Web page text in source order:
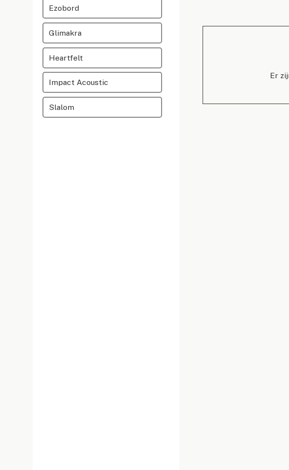
Ezobord
Glimakra
Heartfelt
Impact Acoustic
Slalom
Er